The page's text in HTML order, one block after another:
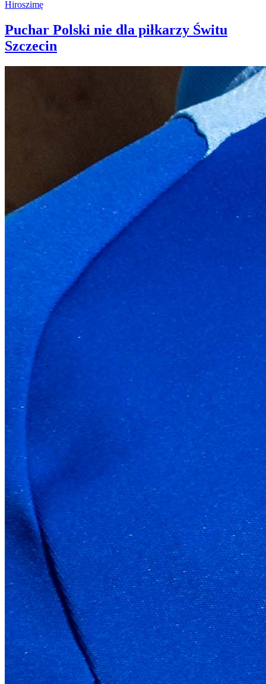
Puchar Polski nie dla piłkarzy Świtu
Szczecin